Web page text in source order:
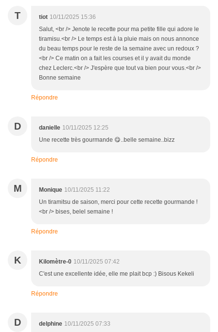
T tiot 10/11/2025 15:36
Salut, <br /> Jenote le recette pour ma petite fille qui adore le
tiramisu.<br /> Le temps est à la pluie mais on nous annonce
du beau temps pour le reste de la semaine avec un redoux ?
<br /> Ce matin on a fait les courses et il y avait du monde
chez Leclerc.<br /> J'espère que tout va bien pour vous.<br />
Bonne semaine
Répondre
D danielle 10/11/2025 12:25
Une recette très gourmande 😋..belle semaine..bizz
Répondre
M Monique 10/11/2025 11:22
Un tiramitsu de saison, merci pour cette recette gourmande !
<br /> bises, belel semaine !
Répondre
K Kilomètre-0 10/11/2025 07:42
C'est une excellente idée, elle me plait bcp :) Bisous Kekeli
Répondre
D delphine 10/11/2025 07:33